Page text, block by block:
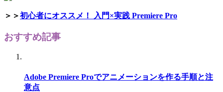
＞＞初心者にオススメ！ 入門×実践 Premiere Pro
おすすめ記事
Adobe Premiere Proでアニメーションを作る手順と注
意点